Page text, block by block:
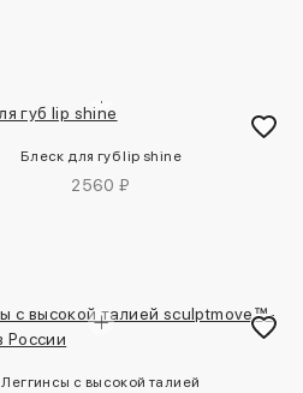
Блеск для губ lip shine
2560 ₽
Леггинсы с высокой талией